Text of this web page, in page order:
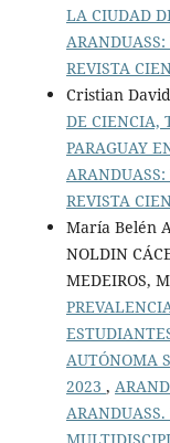
LA CIUDAD
REVISTA
Cristian
DE CIENCIA,
PARAGUAY
REVISTA
María Belén
NOLDIN
MEDEIROS,
AUTÓNOMA
2023 ,